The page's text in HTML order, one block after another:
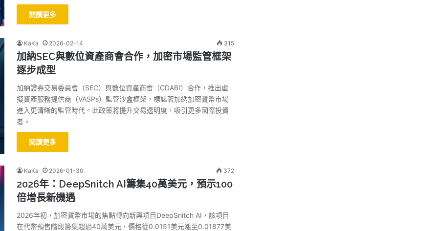
閱讀更多
KaKa 2026-02-14 315
加納SEC與數位資產商會合作，加密市場監管框架
逐步成型
加納證券交易委員會（SEC）與數位資產商會（CDABI）合作，推出虛
擬資產服務提供商（VASPs）監管沙盒框架，標誌著加納加密貨幣市場
進入更清晰的監管時代。此政策將提升交易透明度，吸引更多國際投資
者。
閱讀更多
KaKa 2026-01-30 372
2026年：DeepSnitch AI籌集40萬美元，預示100
倍增長新機遇
2026年初，加密貨幣市場的焦點轉向新興項目DeepSnitch AI，該項目
在代幣預售階段籌集超過40萬美元，價格從0.0151美元漲至0.01877美